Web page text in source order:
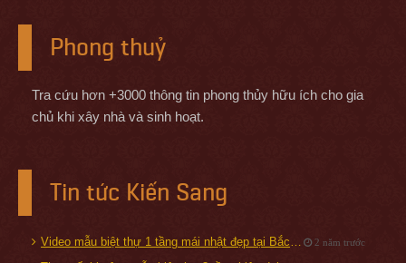
Phong thuỷ
Tra cứu hơn +3000 thông tin phong thủy hữu ích cho gia
chủ khi xây nhà và sinh hoạt.
Tin tức Kiến Sang
Video mẫu biệt thự 1 tầng mái nhật đẹp tại Bắc Giang 2 năm trước